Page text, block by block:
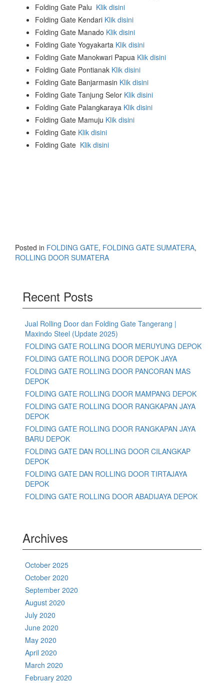
Folding Gate Palu Klik disini
Folding Gate Kendari Klik disini
Folding Gate Manado Klik disini
Folding Gate Yogyakarta Klik disini
Folding Gate Manokwari Papua Klik disini
Folding Gate Pontianak Klik disini
Folding Gate Banjarmasin Klik disini
Folding Gate Tanjung Selor Klik disini
Folding Gate Palangkaraya Klik disini
Folding Gate Mamuju Klik disini
Folding Gate Klik disini
Folding Gate Klik disini
Posted in FOLDING GATE, FOLDING GATE SUMATERA,
ROLLING DOOR SUMATERA
Recent Posts
Jual Rolling Door dan Folding Gate Tangerang |
Maxindo Steel (Update 2025)
FOLDING GATE ROLLING DOOR MERUYUNG DEPOK
FOLDING GATE ROLLING DOOR DEPOK JAYA
FOLDING GATE ROLLING DOOR PANCORAN MAS
DEPOK
FOLDING GATE ROLLING DOOR MAMPANG DEPOK
FOLDING GATE ROLLING DOOR RANGKAPAN JAYA
DEPOK
FOLDING GATE ROLLING DOOR RANGKAPAN JAYA
BARU DEPOK
FOLDING GATE DAN ROLLING DOOR CILANGKAP
DEPOK
FOLDING GATE DAN ROLLING DOOR TIRTAJAYA
DEPOK
FOLDING GATE ROLLING DOOR ABADIJAYA DEPOK
Archives
October 2025
October 2020
September 2020
August 2020
July 2020
June 2020
May 2020
April 2020
March 2020
February 2020